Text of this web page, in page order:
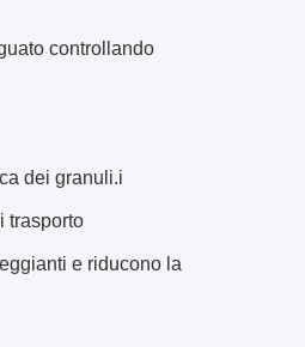
controllando
dei granuli.i
trasporto
e riducono la